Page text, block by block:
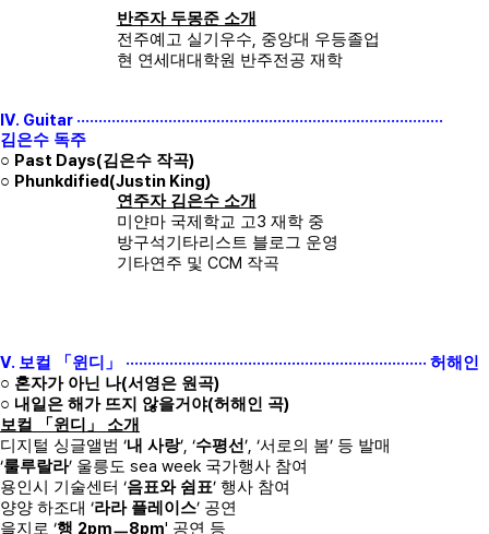
반주자 두몽준 소개
전주예고 실기우수, 중앙대 우등졸업
현 연세대대학원 반주전공 재학
IV. Guitar ····················································································
김은수 독주
○ Past Days(김은수 작곡)
○ Phunkdified(Justin King)
연주자 김은수 소개
미얀마 국제학교 고3 재학 중
방구석기타리스트 블로그 운영
기타연주 및 CCM 작곡
V. 보컬 「 윈디 」 ····································································· 허해인
○ 혼자가 아닌 나(서영은 원곡)
○ 내일은 해가 뜨지 않을거야(허해인 곡)
보컬 「 윈디 」 소개
디지털 싱글앨범 ‘내 사랑’, ‘수평선’, ‘서로의 봄’ 등 발매
‘룰루랄라’ 울릉도 sea week 국가행사 참여
용인시 기술센터 ‘음표와 쉼표’ 행사 참여
양양 하조대 ‘라라 플레이스’ 공연
을지로 ‘행 2pmㅡ8pm' 공연 등